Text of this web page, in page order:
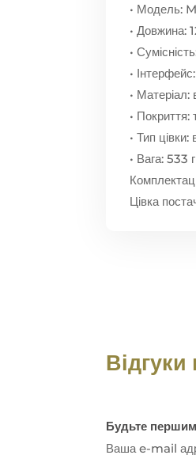
• Модель:
• Довжина:
•
•
• Матеріал:
•
• Тип
• Вага: 533
Цівка
Будьте
Ваша e-mail